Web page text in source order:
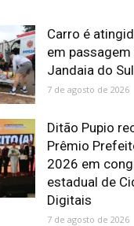
Carro é
em passagem
Jandaia do Sul
7 de agosto de 2026
Ditão Pupio
Prêmio
2026 em
estadual de
Digitais
7 de agosto de 2026